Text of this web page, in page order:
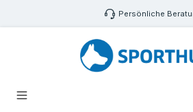
Zum Hauptinhalt springen Persönliche